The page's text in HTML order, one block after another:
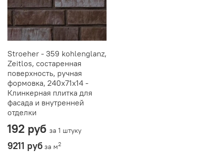
Stroeher - 359 kohlenglanz,
Zeitlos, состаренная
поверхность, ручная
формовка, 240x71x14 -
Клинкерная плитка для
фасада и внутренней
отделки
192 руб за 1 штуку
9211 руб за м2